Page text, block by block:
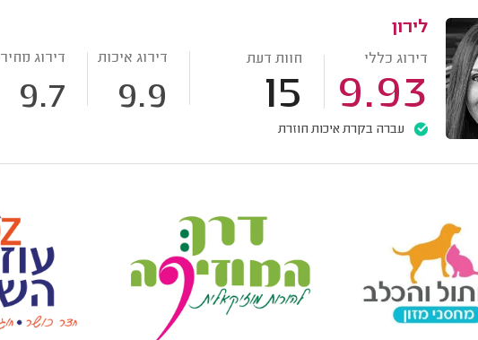
לירון
דירוג כללי
9.93
חוות דעת
15
דירוג איכות
9.9
דירוג מחיר
9.7
עברה בקרת איכות חוזרת